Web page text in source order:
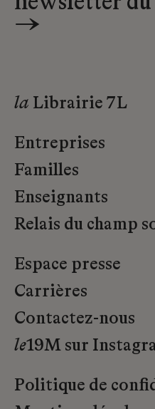
→
la Librairie 7L
Entreprises
Familles
Enseignants
Relais du champ
Espace presse
Carrières
Contactez-nous
le19M sur
Politique de